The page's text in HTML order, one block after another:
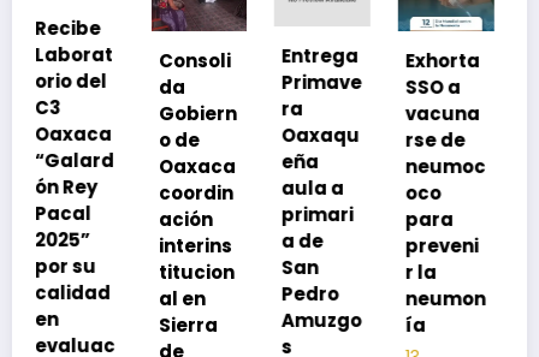
Consoli
da
Gobiern
o de
Oaxaca
coordin
ación
interins
titucion
al en
Sierra
de
Entrega
Primave
ra
Oaxaqu
eña
aula a
primari
a de
San
Pedro
Amuzgo
s
Exhorta
SSO a
vacuna
rse de
neumoc
oco
para
preveni
r la
neumon
ía
Refuerz
a SSO
medida
s
prevent
ivas
durante
la
tempor
ada
invernal
2025-